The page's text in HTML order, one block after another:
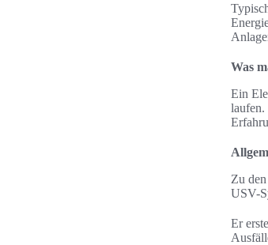
Was
Ein
laufen.
Zu
USV-
Er